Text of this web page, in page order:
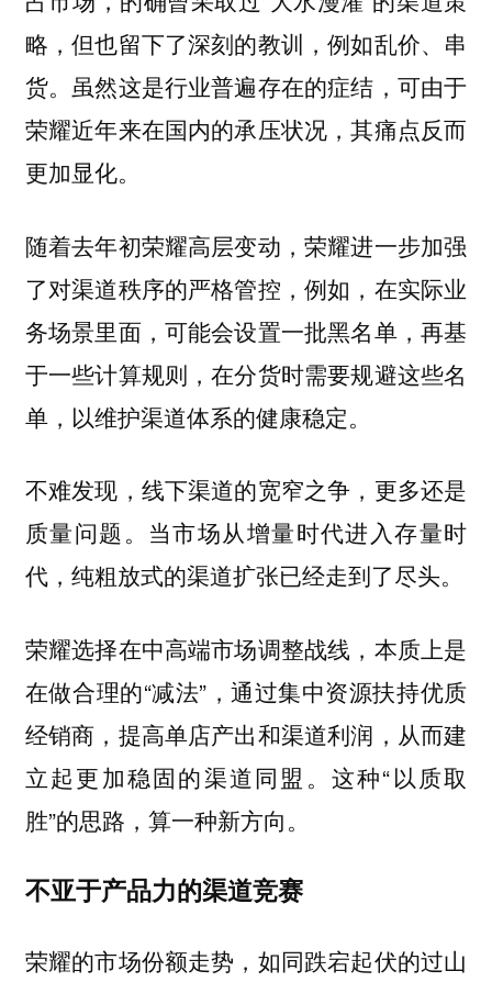
略，但也留下了深刻的教训，例如乱价、串
货。虽然这是行业普遍存在的症结，可由于
荣耀近年来在国内的承压状况，其痛点反而
更加显化。
随着去年初荣耀高层变动，荣耀进一步加强
了对渠道秩序的严格管控，例如，在实际业
务场景里面，可能会设置一批黑名单，再基
于一些计算规则，在分货时需要规避这些名
单，以维护渠道体系的健康稳定。
不难发现，线下渠道的宽窄之争，更多还是
质量问题。当市场从增量时代进入存量时
代，纯粗放式的渠道扩张已经走到了尽头。
荣耀选择在中高端市场调整战线，本质上是
在做合理的“减法”，通过集中资源扶持优质
经销商，提高单店产出和渠道利润，从而建
立起更加稳固的渠道同盟。这种“以质取
胜”的思路，算一种新方向。
不亚于产品力的渠道竞赛
荣耀的市场份额走势，如同跌宕起伏的过山